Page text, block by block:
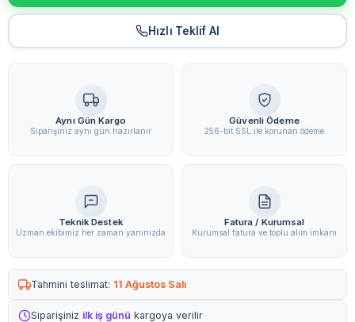
Hızlı Teklif Al
Aynı Gün Kargo
Siparişiniz aynı gün hazırlanır
Güvenli Ödeme
256-bit SSL ile korunan ödeme
Teknik Destek
Uzman ekibimiz her zaman yanınızda
Fatura / Kurumsal
Kurumsal fatura ve toplu alım imkanı
Tahmini teslimat: 11 Ağustos Salı
Siparişiniz ilk iş günü kargoya verilir